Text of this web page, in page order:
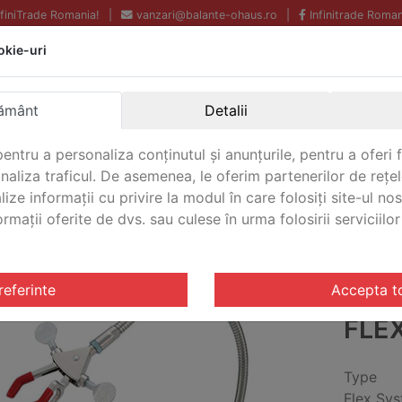
Romania! vanzari@balante-ohaus.ro Infinitrade
Echipamente profesionale
Oriunde in Romania.
CONTACT
/ Tija/Suport Ohaus CLS-FLEXSM
Type
Flex
uri
Detalii
a personaliza conținutul și anunțurile, pentru a oferi
traficul. De asemenea, le oferim partenerilor de
informații cu privire la modul în care folosiți site-ul
oferite de dvs. sau culese în urma folosirii serviciilor
Accepta